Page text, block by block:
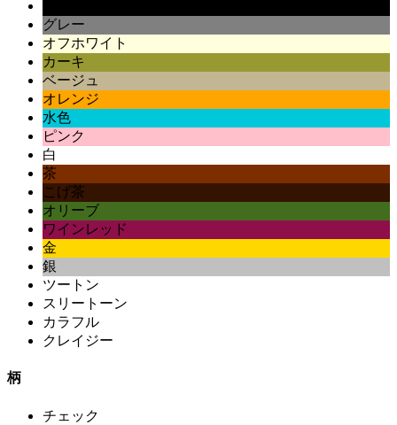
グレー
オフホワイト
カーキ
ベージュ
オレンジ
水色
ピンク
白
茶
こげ茶
オリーブ
ワインレッド
金
銀
ツートン
スリートーン
カラフル
クレイジー
柄
チェック